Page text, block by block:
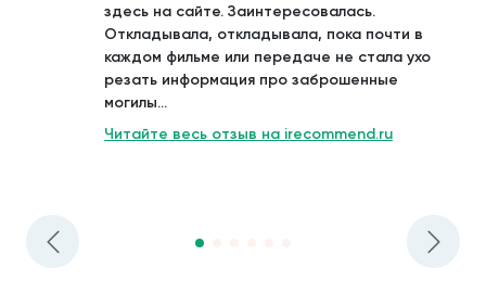
здесь на сайте. Заинтересовалась.
Откладывала, откладывала, пока почти в
каждом фильме или передаче не стала ухо
резать информация про заброшенные
могилы...
Читайте весь отзыв на irecommend.ru